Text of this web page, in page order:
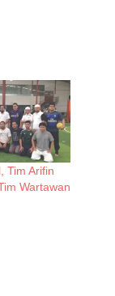
Tim Arifin
Wartawan